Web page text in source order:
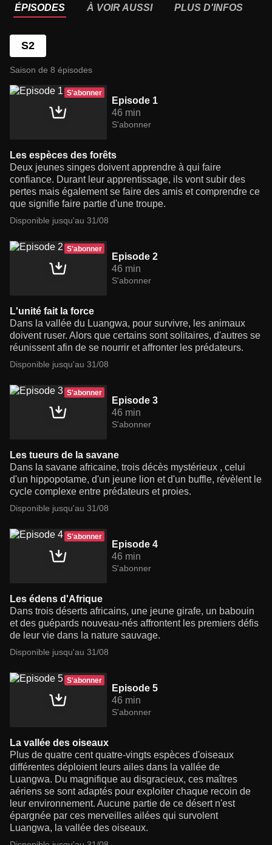
ÉPISODES À VOIR AUSSI PLUS D'INFOS
S2
Saison de 8 épisodes
S'abonner
Episode 1
46 min
S'abonner
Les espèces des forêts
Deux jeunes singes doivent apprendre à qui faire
confiance. Durant leur apprentissage, ils vont subir des
pertes mais également se faire des amis et comprendre ce
que signifie faire partie d'une troupe.
Disponible jusqu'au 31/08
S'abonner
Episode 2
46 min
S'abonner
L'unité fait la force
Dans la vallée du Luangwa, pour survivre, les animaux
doivent ruser. Alors que certains sont solitaires, d'autres se
réunissent afin de se nourrir et affronter les prédateurs.
Disponible jusqu'au 31/08
S'abonner
Episode 3
46 min
S'abonner
Les tueurs de la savane
Dans la savane africaine, trois décès mystérieux , celui
d'un hippopotame, d'un jeune lion et d'un buffle, révèlent le
cycle complexe entre prédateurs et proies.
Disponible jusqu'au 31/08
S'abonner
Episode 4
46 min
S'abonner
Les édens d'Afrique
Dans trois déserts africains, une jeune girafe, un babouin
et des guépards nouveau-nés affrontent les premiers défis
de leur vie dans la nature sauvage.
Disponible jusqu'au 31/08
S'abonner
Episode 5
46 min
S'abonner
La vallée des oiseaux
Plus de quatre cent quatre-vingts espèces d'oiseaux
différentes déploient leurs ailes dans la vallée de
Luangwa. Du magnifique au disgracieux, ces maîtres
aériens se sont adaptés pour exploiter chaque recoin de
leur environnement. Aucune partie de ce désert n'est
épargnée par ces merveilles ailées qui survolent
Luangwa, la vallée des oiseaux.